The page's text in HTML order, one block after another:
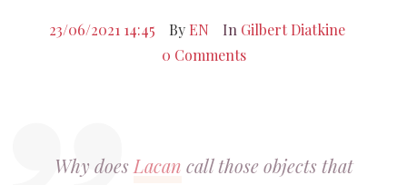
23/06/2021 14:45 By EN In Gilbert Diatkine
0 Comments
Why does Lacan call those objects that